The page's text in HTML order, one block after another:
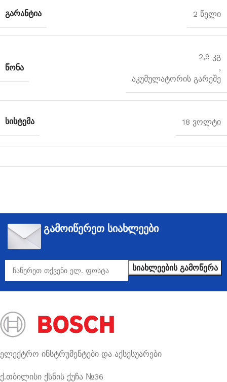
ᲒᲐᲠᲐᲜᲢᲘᲐ 2 წელი
ᲬᲝᲜᲐ
2,9 კგ
,
აკუმულატორის გარეშე
ᲡᲘᲡᲢᲔᲛᲐ 18 ვოლტი
გამოიწერეთ სიახლეები
ელექტრო ინსტრუმენტები და აქსესუარები
ქ.თბილისი ქსნის ქუჩა №36